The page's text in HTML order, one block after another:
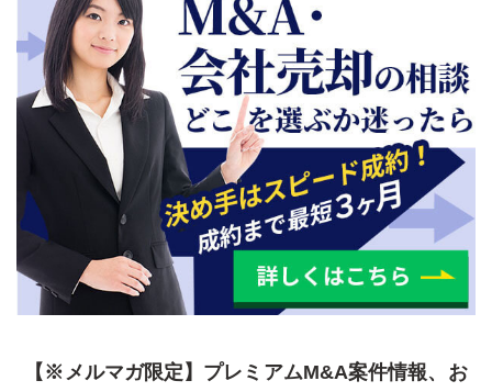
【※メルマガ限定】プレミアムM&A案件情報、お